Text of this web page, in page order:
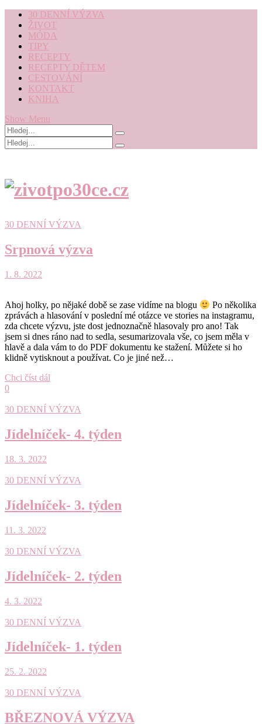
30 DENNÍ VÝZVA
ŽIVOT
MÓDA
TIPY
RECEPTY
RECEPTY DĚTEM
CESTOVÁNÍ
KONTAKT
KNIHA
Show Menu
30 DENNÍ VÝZVA
Srpnová výzva
1. 8. 2022
Ahoj holky, po nějaké době se zase vidíme na blogu
Po několika
zprávách a hlasování v poslední mé otázce ve stories na instagramu,
zda chcete výzvu, jste dost jednoznačně hlasovaly pro ano! Tak
jsem si dnes ráno nad to sedla, sesumarizovala vše, co jsem měla v
hlavě a dala vám to do PDF dokumentu ke stažení. Můžete si ho
klidně vytisknout a používat. Co je jiné než…
Chci číst dál
0
30 DENNÍ VÝZVA
Jídelníček- 4. týden
18. 3. 2022
30 DENNÍ VÝZVA
Jídelníček- 3. týden
11. 3. 2022
30 DENNÍ VÝZVA
Jídelníček- 2. týden
4. 3. 2022
30 DENNÍ VÝZVA
Jídelníček- 1. týden
25. 2. 2022
30 DENNÍ VÝZVA
BŘEZNOVÁ VÝZVA